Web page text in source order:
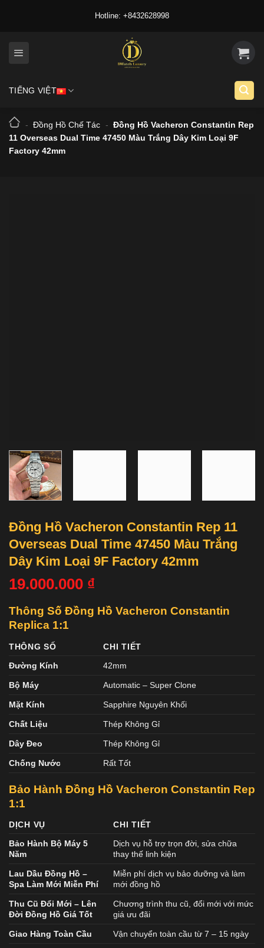
Hotline: +8432628998
TIẾNG VIỆT
- Đồng Hồ Chế Tác - Đồng Hồ Vacheron Constantin Rep
11 Overseas Dual Time 47450 Màu Trắng Dây Kim Loại 9F
Factory 42mm
Đồng Hồ Vacheron Constantin Rep 11
Overseas Dual Time 47450 Màu Trắng
Dây Kim Loại 9F Factory 42mm
19.000.000 ₫
Thông Số Đồng Hồ Vacheron Constantin
Replica 1:1
THÔNG SỐ
CHI TIẾT
Đường Kính
42mm
Bộ Máy Automatic – Super Clone
Mặt Kính Sapphire Nguyên Khối
Chất Liệu Thép Không Gỉ
Dây Đeo Thép Không Gỉ
Chống Nước Rất Tốt
Bảo Hành Đồng Hồ Vacheron Constantin Rep
1:1
DỊCH VỤ
CHI TIẾT
Bảo Hành Bộ Máy 5
Năm
Dịch vụ hỗ trợ trọn đời, sửa chữa
thay thế linh kiện
Lau Dầu Đồng Hồ –
Spa Làm Mới Miễn Phí
Miễn phí dịch vụ bảo dưỡng và làm
mới đồng hồ
Thu Cũ Đổi Mới – Lên
Đời Đồng Hồ Giá Tốt
Chương trình thu cũ, đổi mới với mức
giá ưu đãi
Giao Hàng Toàn Cầu Vận chuyển toàn cầu từ 7 – 15 ngày